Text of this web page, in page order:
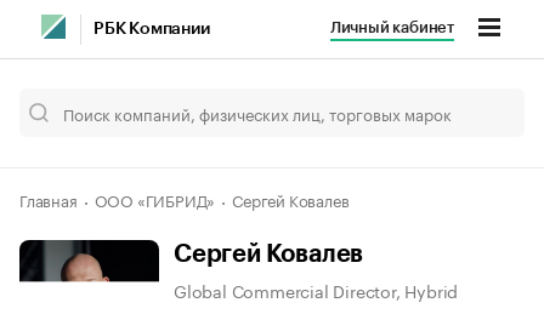
РБК Компании Личный кабинет
Главная ООО «ГИБРИД» Сергей Ковалев
Сергей Ковалев
Global Commercial Director, Hybrid